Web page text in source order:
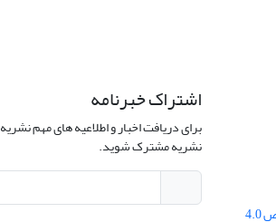
مجوز کریتیو کامنز تخصیص 4.0
اشتراک خبرنامه
برای دریافت اخبار و اطلاعیه های مهم
نشریه مشترک شوید.